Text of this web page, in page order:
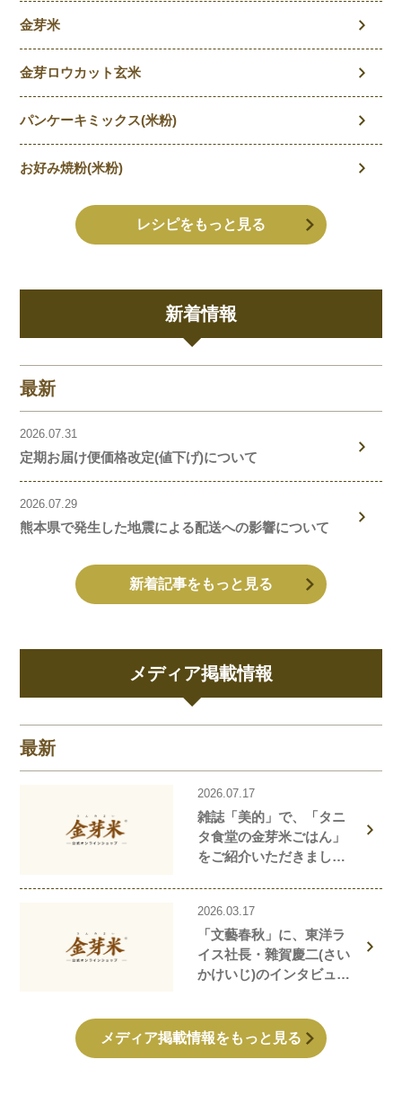
金芽米
金芽ロウカット玄米
パンケーキミックス(米粉)
お好み焼粉(米粉)
レシピをもっと見る
新着情報
最新
2026.07.31
定期お届け便価格改定(値下げ)について
2026.07.29
熊本県で発生した地震による配送への影響について
新着記事をもっと見る
メディア掲載情報
最新
2026.07.17
雑誌「美的」で、「タニ
タ食堂の金芽米ごはん」
をご紹介いただきまし
2026.03.17
「文藝春秋」に、東洋ラ
イス社長・雜賀慶二(さい
かけいじ)のインタビュー
メディア掲載情報をもっと見る